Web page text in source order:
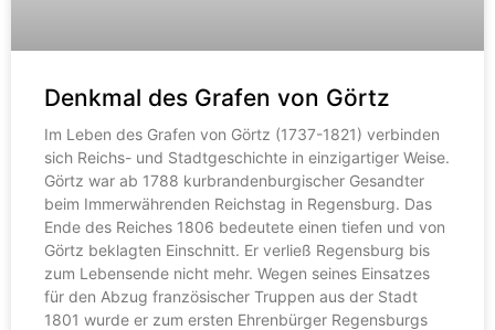
Denkmal des Grafen von Görtz
Im Leben des Grafen von Görtz (1737-1821) verbinden
sich Reichs- und Stadtgeschichte in einzigartiger Weise.
Görtz war ab 1788 kurbrandenburgischer Gesandter
beim Immerwährenden Reichstag in Regensburg. Das
Ende des Reiches 1806 bedeutete einen tiefen und von
Görtz beklagten Einschnitt. Er verließ Regensburg bis
zum Lebensende nicht mehr. Wegen seines Einsatzes
für den Abzug französischer Truppen aus der Stadt
1801 wurde er zum ersten Ehrenbürger Regensburgs